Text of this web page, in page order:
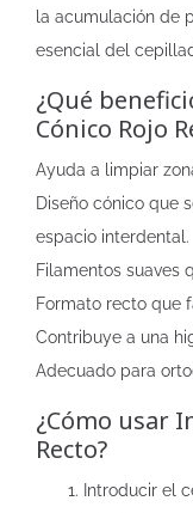
la acumulación de
esencial del
¿Qué
Cónico Rojo
Ayuda a limpiar
Diseño cónico que
espacio interdental.
Filamentos suaves
Formato recto que
Contribuye a una
Adecuado para
¿Cómo usar
Recto?
Introducir el